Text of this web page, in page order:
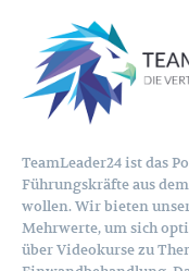
TeamLeader24 ist das
Führungskräfte aus
wollen. Wir bieten
Mehrwerte, um sich
über Videokurse zu